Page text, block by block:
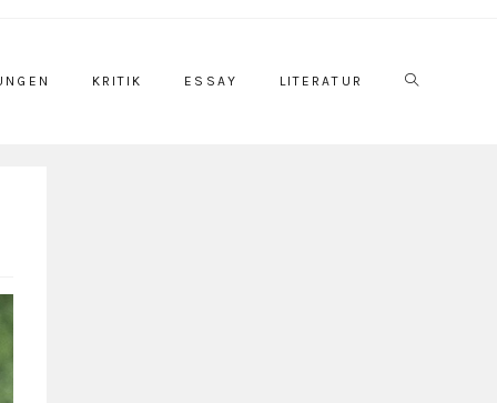
KRITIK ESSAY LITERATUR